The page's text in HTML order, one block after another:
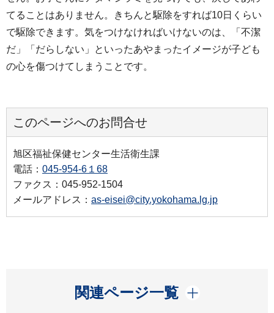
てることはありません。きちんと駆除をすれば10日くらい
で駆除できます。気をつけなければいけないのは、「不潔
だ」「だらしない」といったあやまったイメージが子ども
の心を傷つけてしまうことです。
このページへのお問合せ
旭区福祉保健センター生活衛生課
電話： 045-954-6１68
ファクス：045-952-1504
メールアドレス： as-eisei@city.yokohama.lg.jp
関連ページ一覧
開く